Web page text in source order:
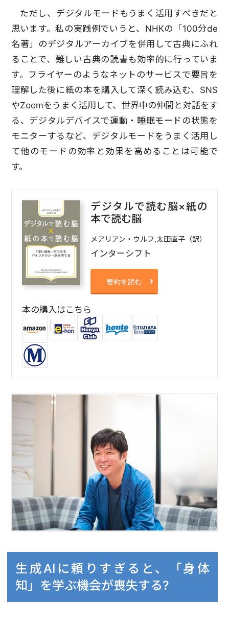
ただし、デジタルモードもうまく活用すべきだと
思います。私の実践例でいうと、NHKの「100分de
名著」のデジタルアーカイブを併用して古典にふれ
ることで、難しい古典の読書も効率的に行っていま
す。フライヤーのようなネットのサービスで要旨を
理解した後に紙の本を購入して深く読み込む、SNS
やZoomをうまく活用して、世界中の仲間と対話をす
る、デジタルデバイスで運動・睡眠モードの状態を
モニターするなど、デジタルモードをうまく活用し
て他のモードの効率と効果を高めることは可能で
す。
デジタルで読む脳×紙の
本で読む脳
メアリアン・ウルフ,太田直子（訳）
インターシフト
要約を読む
本の購入はこちら
生成AIに頼りすぎると、「身体
知」を学ぶ機会が喪失する?